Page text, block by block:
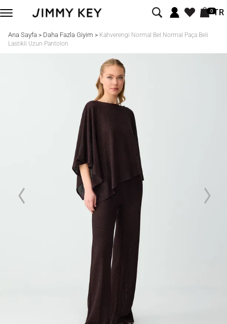
0TR
Ana Sayfa > Daha Fazla Giyim > Kahverengi Normal Bel Normal Paça Beli
Lastikli Uzun Pantolon